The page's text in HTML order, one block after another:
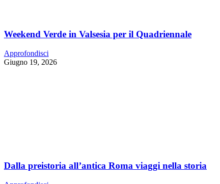
Weekend Verde in Valsesia per il Quadriennale
Approfondisci
Giugno 19, 2026
Dalla preistoria all’antica Roma viaggi nella storia